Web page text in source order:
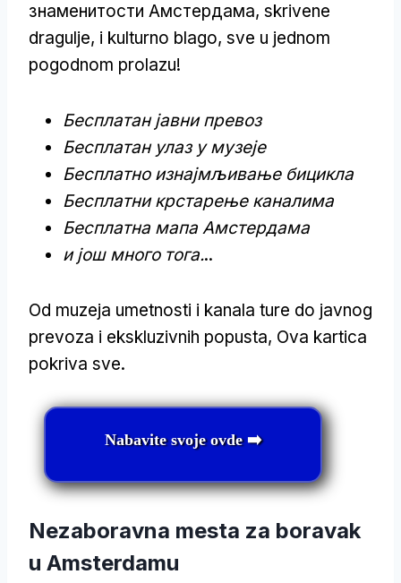
знаменитости Амстердама, skrivene
dragulje, i kulturno blago, sve u jednom
pogodnom prolazu!
Бесплатан јавни превоз
Бесплатан улаз у музеје
Бесплатно изнајмљивање бицикла
Бесплатни крстарење каналима
Бесплатна мапа Амстердама
и још много тога...
Od muzeja umetnosti i kanala ture do javnog
prevoza i ekskluzivnih popusta, Ova kartica
pokriva sve.
Nabavite svoje ovde ➡️
Nezaboravna mesta za boravak
u Amsterdamu